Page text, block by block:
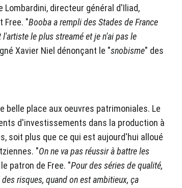
Lombardini, directeur général d'Iliad,
Free. "Booba a rempli des Stades de France
le plus streamé et je n'ai pas le
Xavier Niel dénonçant le "snobisme" des
belle place aux oeuvres patrimoniales. Le
d'investissements dans la production à
soit plus que ce qui est aujourd'hui alloué
"On ne va pas réussir à battre les
patron de Free. "Pour des séries de qualité,
risques, quand on est ambitieux, ça